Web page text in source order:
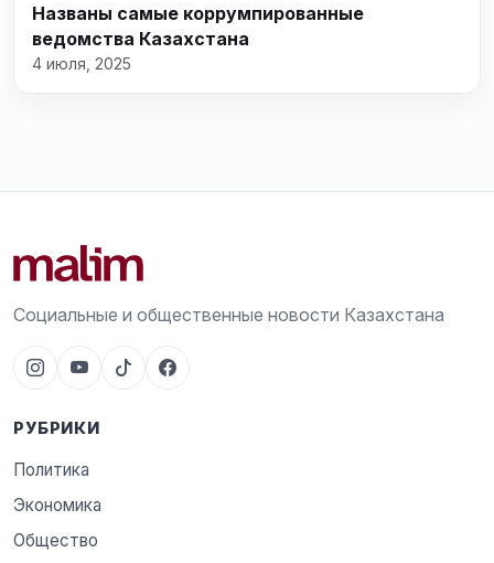
Названы самые коррумпированные
ведомства Казахстана
4 июля, 2025
Социальные и общественные новости Казахстана
РУБРИКИ
Политика
Экономика
Общество